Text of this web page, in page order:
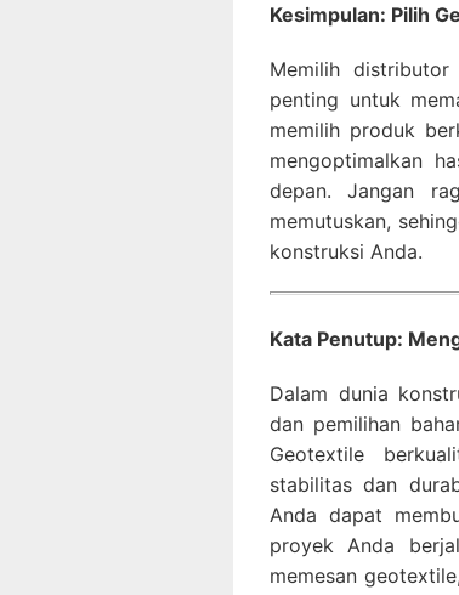
Kesimpulan: Pilih
Memilih
penting untuk
memilih produk
mengoptimalkan
depan. Jangan
memutuskan,
konstruksi Anda.
Kata Penutup:
Dalam dunia
dan pemilihan
Geotextile
stabilitas dan
Anda dapat
proyek Anda
memesan